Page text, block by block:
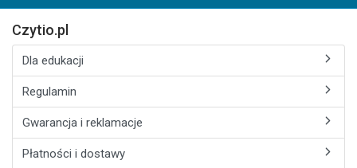
Czytio.pl
Dla edukacji
Regulamin
Gwarancja i reklamacje
Płatności i dostawy